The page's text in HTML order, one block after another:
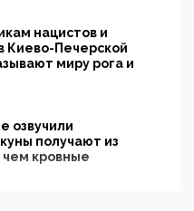
нацистов и
Киево-Печерской
миру рога и
озвучили
получают из
кровные